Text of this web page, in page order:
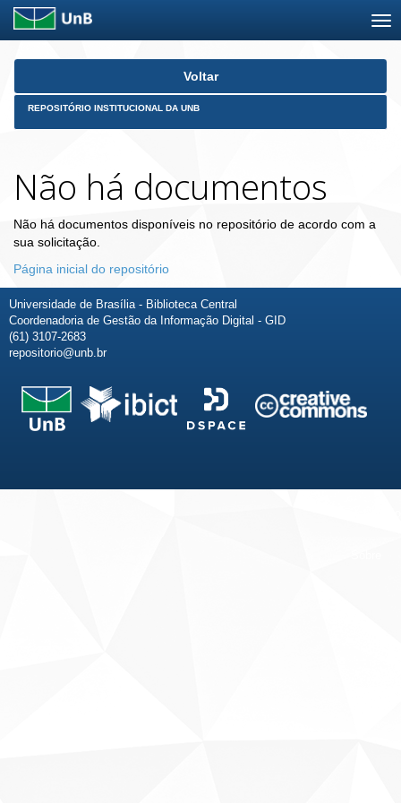
Skip
Voltar
REPOSITÓRIO INSTITUCIONAL DA UNB
Não há documentos
Não há documentos disponíveis no repositório de acordo com a
sua solicitação.
Página inicial do repositório
Universidade de Brasília - Biblioteca Central
Coordenadoria de Gestão da Informação Digital - GID
(61) 3107-2683
repositorio@unb.br